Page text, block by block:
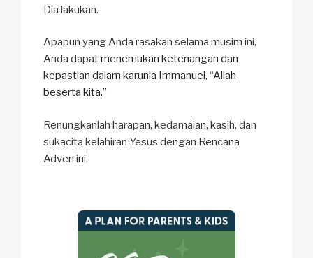
Dia lakukan.
Apapun yang Anda rasakan selama musim ini,
Anda dapatmenemukan ketenangan dan
kepastian dalam karunia Immanuel, “Allah
beserta kita.”
Renungkanlah harapan, kedamaian, kasih, dan
sukacita kelahiran Yesus dengan Rencana
Adven ini.